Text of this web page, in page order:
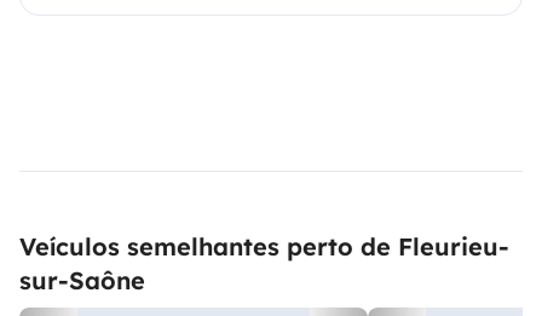
Veículos semelhantes perto de Fleurieu-
sur-Saône